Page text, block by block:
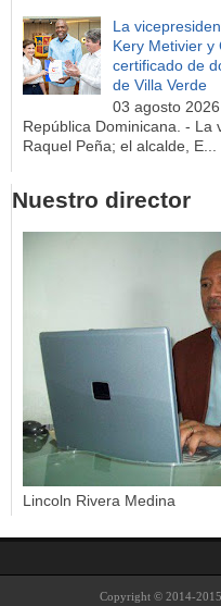
La
Kery Metivier y
certificado de
de Villa Verde
03 agosto
República Dominicana. - La
Raquel Peña; el alcalde, E...
Nuestro director
Lincoln Rivera Medina
Copyright © 2014-2015